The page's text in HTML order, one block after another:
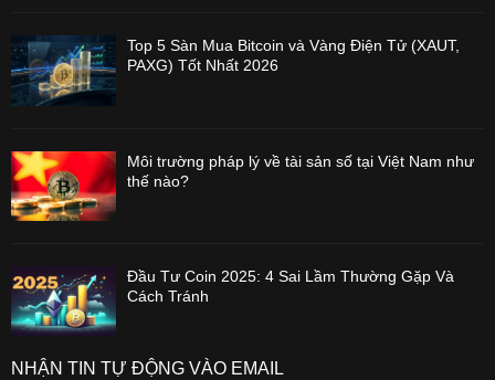
Top 5 Sàn Mua Bitcoin và Vàng Điện Tử (XAUT,
PAXG) Tốt Nhất 2026
Môi trường pháp lý về tài sản số tại Việt Nam như
thế nào?
Đầu Tư Coin 2025: 4 Sai Lầm Thường Gặp Và
Cách Tránh
NHẬN TIN TỰ ĐỘNG VÀO EMAIL